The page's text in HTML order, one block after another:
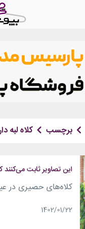
برچسب کلاه لبه
این تصاویر ثابت می‌کنند
1402/01/22